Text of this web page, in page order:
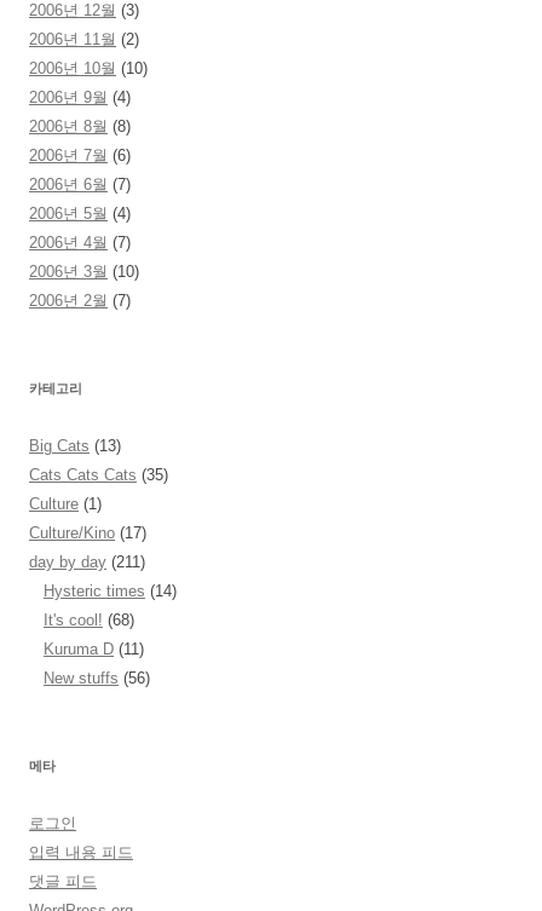
2006년 12월 (3)
2006년 11월 (2)
2006년 10월 (10)
2006년 9월 (4)
2006년 8월 (8)
2006년 7월 (6)
2006년 6월 (7)
2006년 5월 (4)
2006년 4월 (7)
2006년 3월 (10)
2006년 2월 (7)
카테고리
Big Cats (13)
Cats Cats Cats (35)
Culture (1)
Culture/Kino (17)
day by day (211)
Hysteric times (14)
It's cool! (68)
Kuruma D (11)
New stuffs (56)
메타
로그인
입력 내용 피드
댓글 피드